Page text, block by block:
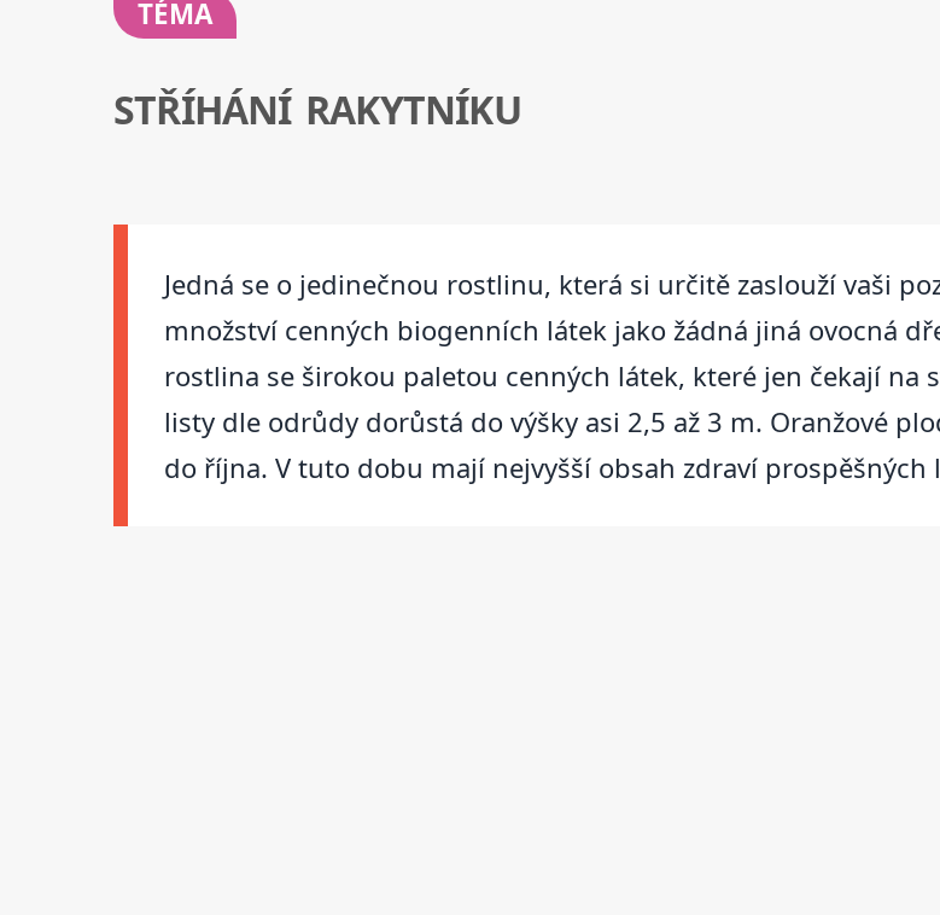
TÉMA
STŘÍHÁNÍ RAKYTNÍKU
Jedná se o jedinečnou rostlinu, která si určitě zaslouží vaši
množství cenných biogenních látek jako žádná jiná ovocná
rostlina se širokou paletou cenných látek, které jen čekají na
listy dle odrůdy dorůstá do výšky asi 2,5 až 3 m. Oranžové
do října. V tuto dobu mají nejvyšší obsah zdraví prospěšných